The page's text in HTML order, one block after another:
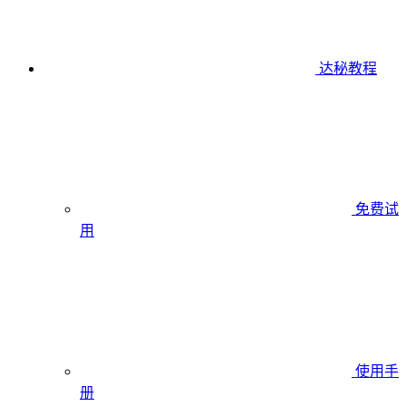
达秘教程
免费试
用
使用手
册